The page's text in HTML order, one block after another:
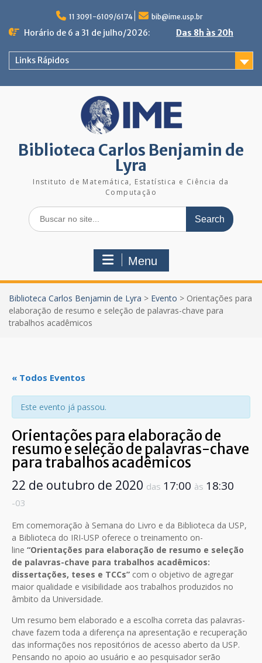
content
11 3091-6109/6174 bib@ime.usp.br
Horário de 6 a 31 de julho/2026: Das 8h às 20h
Links Rápidos
Biblioteca Carlos Benjamin de
Lyra
Instituto de Matemática, Estatística e Ciência da
Computação
Search
for:
Menu
Biblioteca Carlos Benjamin de Lyra > Evento > Orientações para
elaboração de resumo e seleção de palavras-chave para
trabalhos acadêmicos
« Todos Eventos
Este evento já passou.
Orientações para elaboração de
resumo e seleção de palavras-chave
para trabalhos acadêmicos
22 de outubro de 2020 das 17:00 às 18:30
-03
Em comemoração à Semana do Livro e da Biblioteca da USP,
a Biblioteca do IRI-USP oferece o treinamento on-
line “Orientações para elaboração de resumo e seleção
de palavras-chave para trabalhos acadêmicos:
dissertações, teses e TCCs” com o objetivo de agregar
maior qualidade e visibilidade aos trabalhos produzidos no
âmbito da Universidade.
Um resumo bem elaborado e a escolha correta das palavras-
chave fazem toda a diferença na apresentação e recuperação
das informações nos repositórios de acesso aberto da USP.
Pensando no apoio ao usuário e ao pesquisador serão